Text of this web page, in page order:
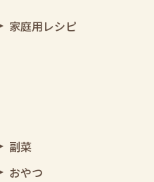
家庭用レシピ
副菜
おやつ